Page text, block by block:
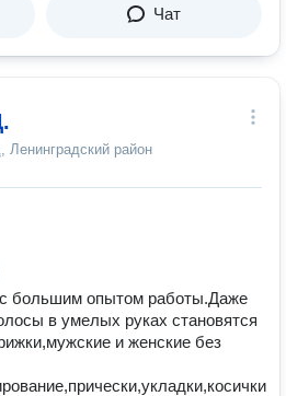
Чат
Ленинградский район
большим опытом работы.Даже
в умелых руках становятся
и женские без